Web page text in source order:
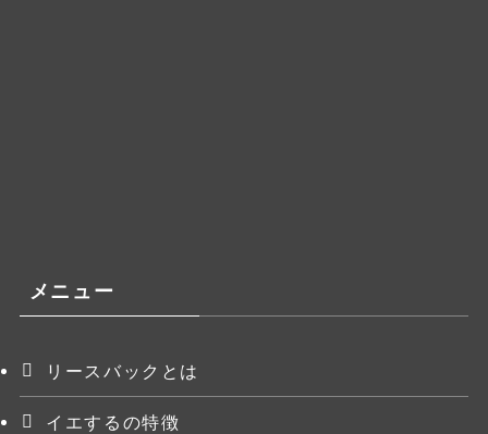
メニュー
リースバックとは
イエするの特徴